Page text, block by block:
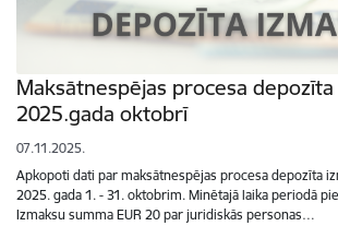
Maksātnespējas procesa depozīta
2025.gada oktobrī
07.11.2025.
Apkopoti dati par maksātnespējas procesa depozīta
2025. gada 1. - 31. oktobrim. Minētajā laika periodā
Izmaksu summa EUR 20 par juridiskās personas…